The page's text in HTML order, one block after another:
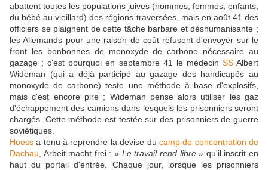
abattent toutes les populations juives (hommes, femmes, enfants,
du bébé au vieillard) des régions traversées, mais en août 41 des
officiers se plaignent de cette tâche barbare et déshumanisante ;
les Allemands pour une raison de coût refusent d'envoyer sur le
front les bonbonnes de monoxyde de carbone nécessaire au
gazage ; c'est pourquoi en septembre 41 le médecin SSAlbert
Wideman (qui a déjà participé au gazage des handicapés au
monoxyde de carbone) teste une méthode à base d'explosifs,
mais c'est encore pire ; Wideman pense alors utiliser les gaz
d'échappement des camions dans lesquels les prisonniers seront
chargés. Cette méthode est testée sur des prisonniers de guerre
soviétiques.
Hoess a tenu à reprendre la devise du camp de concentration de
Dachau , Arbeit macht frei : « Le travail rend libre» qu'il inscrit en
haut du portail d'entrée. Chaque jour, lorsque les prisonniers